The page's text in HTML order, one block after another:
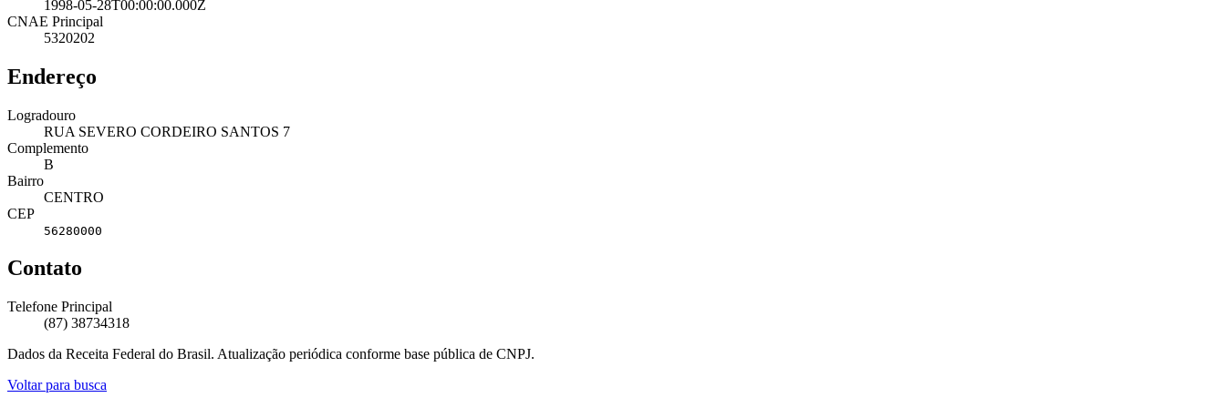
1998-05-28T00:00:00.000Z
CNAE Principal
5320202
Endereço
Logradouro
RUA SEVERO CORDEIRO SANTOS 7
Complemento
B
Bairro
CENTRO
CEP
56280000
Contato
Telefone Principal
(87) 38734318
Dados da Receita Federal do Brasil. Atualização periódica conforme base pública de CNPJ.
Voltar para busca